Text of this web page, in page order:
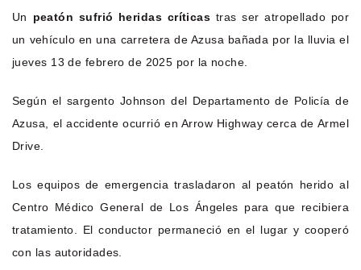
Un peatón sufrió heridas críticas tras ser atropellado por
un vehículo en una carretera de Azusa bañada por la lluvia el
jueves 13 de febrero de 2025 por la noche.
Según el sargento Johnson del Departamento de Policía de
Azusa, el accidente ocurrió en Arrow Highway cerca de Armel
Drive.
Los equipos de emergencia trasladaron al peatón herido al
Centro Médico General de Los Ángeles para que recibiera
tratamiento. El conductor permaneció en el lugar y cooperó
con las autoridades.